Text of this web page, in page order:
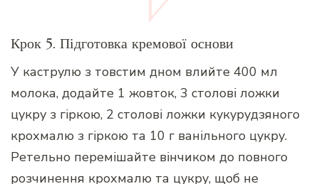
Крок 5. Підготовка кремової основи
У каструлю з товстим дном влийте 400 мл
молока, додайте 1 жовток, 3 столові ложки
цукру з гіркою, 2 столові ложки кукурудзяного
крохмалю з гіркою та 10 г ванільного цукру.
Ретельно перемішайте вінчиком до повного
розчинення крохмалю та цукру, щоб не